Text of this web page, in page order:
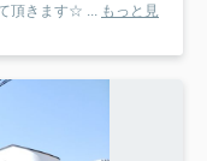
頂きます☆ ...
もっと見